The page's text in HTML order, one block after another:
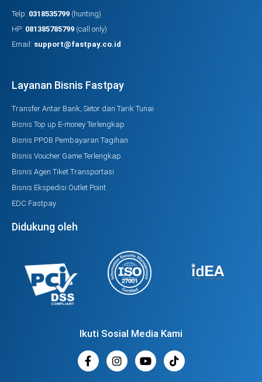
Telp: 0318535799 (hunting)
HP: 081385785799 (call only)
Email: support@fastpay.co.id
Layanan Bisnis Fastpay
Transfer Antar Bank, Setor dan Tarik Tunai
Bisnis Top up E-money Terlengkap
Bisnis PPOB Pembayaran Tagihan
Bisnis Voucher Game Terlengkap
Bisnis Agen Tiket Transportasi
Bisnis Ekspedisi Outlet Point
EDC Fastpay
Didukung oleh
Ikuti Sosial Media Kami